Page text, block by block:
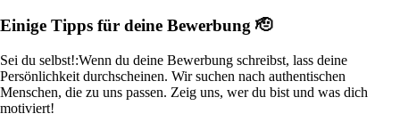
Einige Tipps für deine Bewerbung 🫡
Sei du selbst!:Wenn du deine Bewerbung schreibst, lass deine
Persönlichkeit durchscheinen. Wir suchen nach authentischen
Menschen, die zu uns passen. Zeig uns, wer du bist und was dich
motiviert!